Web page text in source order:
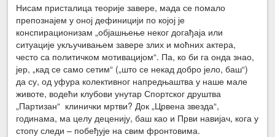
Нисам присталица теорије завере, мада се помало
препознајем у оној дефиницији по којој је
конспирационизам „објашњење неког догађаја или
ситуације укључивањем завере злих и моћних актера,
често са политичком мотивацијом“. Па, ко би га онда знао,
јер, „кад се само сетим“ („што се некад добро јело, баш“)
да су, од уфура колективног напредњаштва у наше мале
животе, водећи клубови унутар Спортског друштва
„Партизан“ клинички мртви? Док „Црвена звезда“,
годинама, ма целу деценију, баш као и Први навијач, кога у
стопу следи – побеђује на свим фронтовима.